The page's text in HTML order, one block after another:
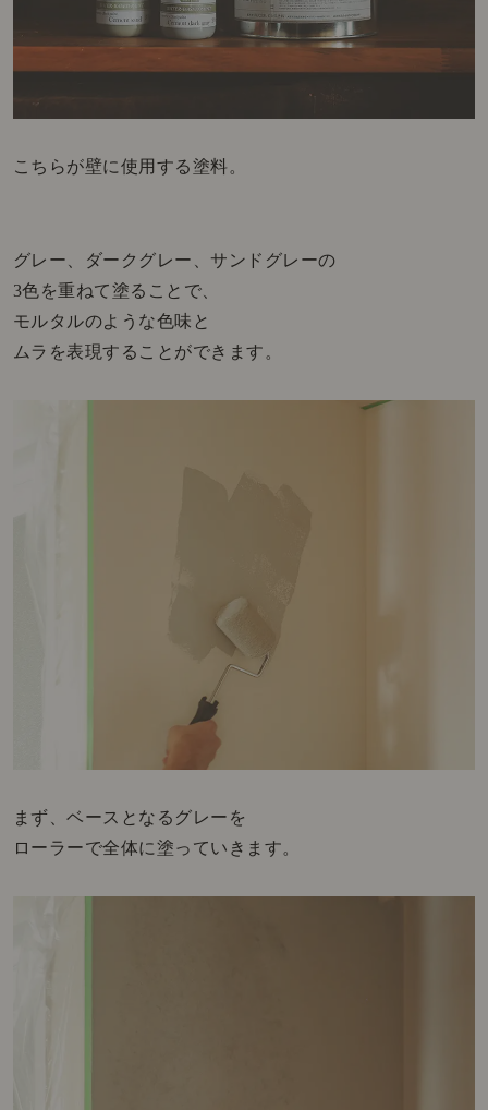
こちらが壁に使用する塗料。
グレー、ダークグレー、サンドグレーの
3色を重ねて塗ることで、
モルタルのような色味と
ムラを表現することができます。
まず、ベースとなるグレーを
ローラーで全体に塗っていきます。